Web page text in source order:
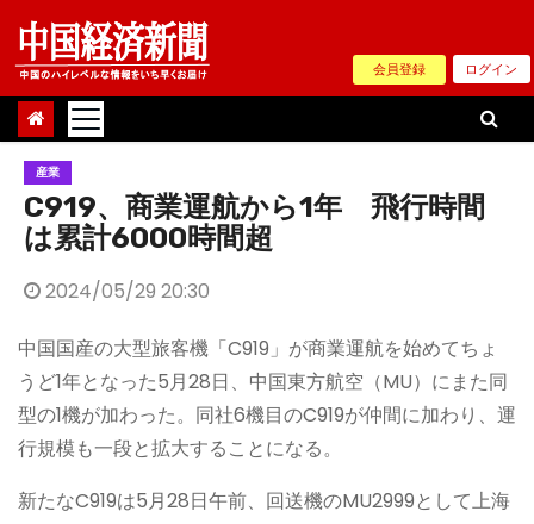
Skip
content
会員登録 ログイン
産業
C919、商業運航から1年 飛行時間
は累計6000時間超
2024/05/29 20:30
中国国産の大型旅客機「C919」が商業運航を始めてちょ
うど1年となった5月28日、中国東方航空（MU）にまた同
型の1機が加わった。同社6機目のC919が仲間に加わり、運
行規模も一段と拡大することになる。
新たなC919は5月28日午前、回送機のMU2999として上海